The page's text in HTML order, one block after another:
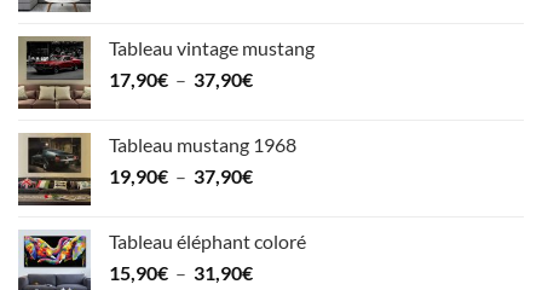
15,90€
à
Tableau vintage mustang
17,90€ – 37,90€Plage
17,90€
à
Tableau mustang 1968
19,90€ – 37,90€Plage
19,90€
à
Tableau éléphant coloré
15,90€ – 31,90€Plage